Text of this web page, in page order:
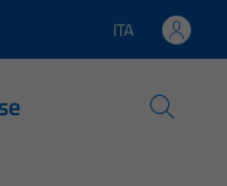
Lingua attiva:
ITA